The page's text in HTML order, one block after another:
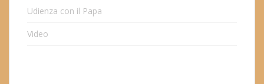
Udienza con il Papa
Video